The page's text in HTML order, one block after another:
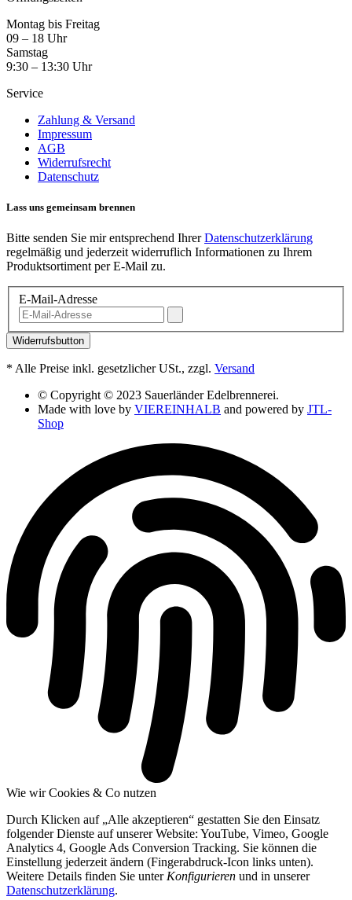
Montag bis Freitag
09 – 18 Uhr
Samstag
9:30 – 13:30 Uhr
Service
Zahlung & Versand
Impressum
AGB
Widerrufsrecht
Datenschutz
Lass uns gemeinsam brennen
Bitte senden Sie mir entsprechend IhrerDatenschutzerklärung
regelmäßig und jederzeit widerruflich Informationen zu Ihrem
Produktsortiment per E-Mail zu.
E-Mail-Adresse
Widerrufsbutton
* Alle Preise inkl. gesetzlicher USt., zzgl. Versand
© Copyright © 2023 Sauerländer Edelbrennerei.
Made with love by VIEREINHALB and powered by JTL-
Shop
Wie wir Cookies & Co nutzen
Durch Klicken auf „Alle akzeptieren“ gestatten Sie den Einsatz
folgender Dienste auf unserer Website: YouTube, Vimeo, Google
Analytics 4, Google Ads Conversion Tracking. Sie können die
Einstellung jederzeit ändern (Fingerabdruck-Icon links unten).
Weitere Details finden Sie unter Konfigurieren und in unserer
Datenschutzerklärung.